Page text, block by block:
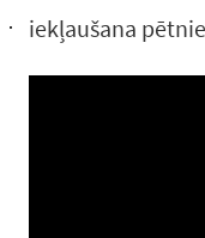
iekļaušana